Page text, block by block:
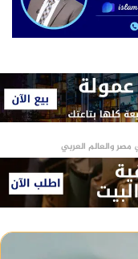
والعالم العربي